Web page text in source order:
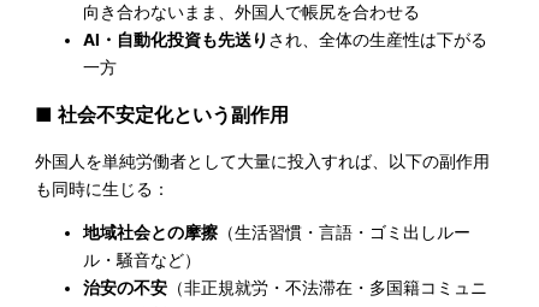
向き合わないまま、外国人で帳尻を合わせる
AI・自動化投資も先送り され、全体の生産性は下がる
一方
■ 社会不安定化という副作用
外国人を単純労働者として大量に投入すれば、以下の副作用
も同時に生じる：
地域社会との摩擦 （生活習慣・言語・ゴミ出しルー
ル・騒音など）
治安の不安 （非正規就労・不法滞在・多国籍コミュニ